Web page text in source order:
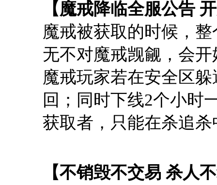
【魔戒降临全服公告
魔戒被获取的时候，
无不对魔戒觊觎，会
魔戒玩家若在安全区
回；同时下线2个小时
获取者，只能在杀追
【不销毁不交易 杀人